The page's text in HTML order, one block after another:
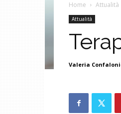
Home Attualità
Attualità
Valeria